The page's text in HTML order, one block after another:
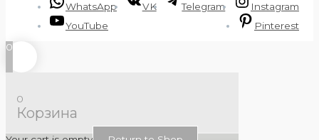
WhatsApp VK Telegram
Instagram
YouTube
Pinterest
0
0
Корзина